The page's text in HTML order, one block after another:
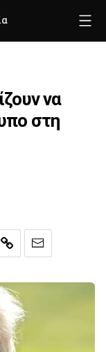
να
στη